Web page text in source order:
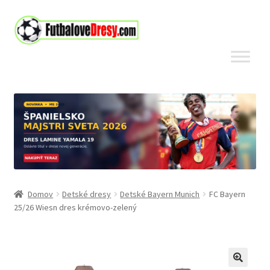
Preskočiť
na
Preskočiť
na
Domov Detské dresy Detské Bayern Munich
FC Bayern
25/26 Wiesn dres krémovo-zelený